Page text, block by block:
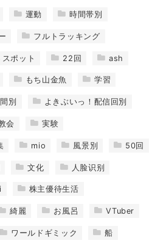
運動 時間帯別
フルトラッキング
スポット 22回 ash
もち山金魚 学習
別 よきぶいっ！配信回別
会 実験
mio 風景別 50回
文化 人脸识别
株主優待生活
綺麗 お風呂 VTuber
ワールドギミック 船